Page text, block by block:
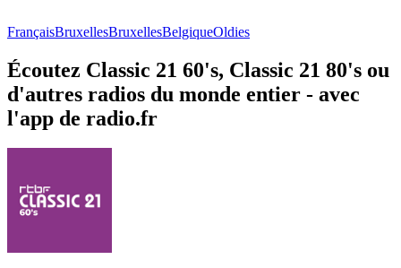
FrançaisBruxellesBruxellesBelgiqueOldies
Écoutez Classic 21 60's, Classic 21 80's ou
d'autres radios du monde entier - avec
l'app de radio.fr